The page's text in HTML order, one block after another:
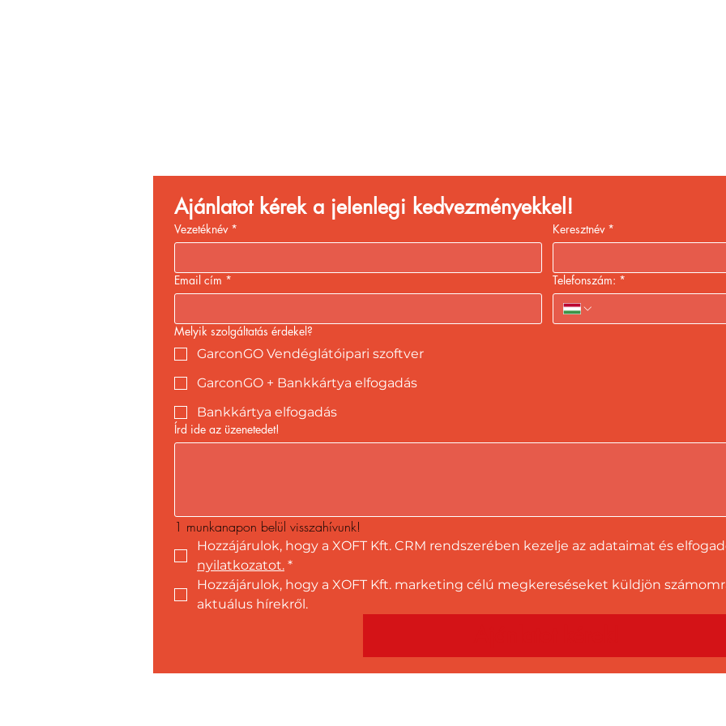
Ajánlatot kérek a jelenlegi kedvezményekkel!
Vezetéknév * Keresztnév *
Email cím * Telefonszám: *
Melyik szolgáltatás érdekel?
GarconGO Vendéglátóipari szoftver
GarconGO + Bankkártya elfogadás
Bankkártya elfogadás
Írd ide az üzenetedet!
1 munkanapon belül visszahívunk!
Hozzájárulok, hogy a XOFT Kft. CRM rendszerében kezelje az adataimat és
nyilatkozatot. *
Hozzájárulok, hogy a XOFT Kft. marketing célú megkereséseket küldjön
aktuálus hírekről.